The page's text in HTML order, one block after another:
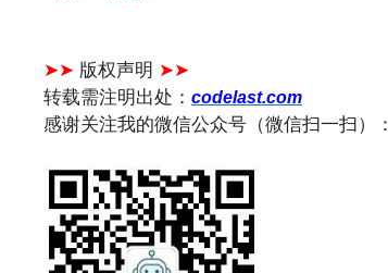
➤➤ 版权声明 ➤➤
转载需注明出处： codelast.com
感谢关注我的微信公众号（微信扫一扫）：